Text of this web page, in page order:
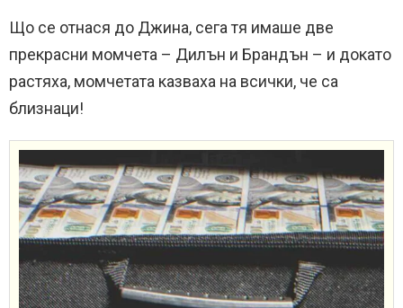
Що се отнася до Джина, сега тя имаше две
прекрасни момчета – Дилън и Брандън – и докато
растяха, момчетата казваха на всички, че са
близнаци!